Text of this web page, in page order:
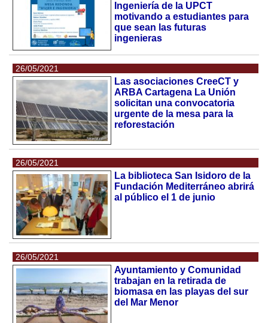
Ingeniería de la UPCT
motivando a estudiantes para
que sean las futuras
ingenieras
26/05/2021
Las asociaciones CreeCT y
ARBA Cartagena La Unión
solicitan una convocatoria
urgente de la mesa para la
reforestación
26/05/2021
La biblioteca San Isidoro de la
Fundación Mediterráneo abrirá
al público el 1 de junio
26/05/2021
Ayuntamiento y Comunidad
trabajan en la retirada de
biomasa en las playas del sur
del Mar Menor